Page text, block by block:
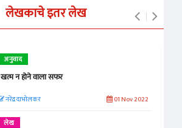
लेखकाचे इतर लेख
अनुवाद
खत्म न होने वाला सफर
नरेंद्र दाभोलकर 01 Nov 2022
लेख